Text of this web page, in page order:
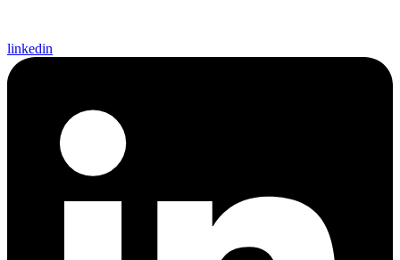
linkedin